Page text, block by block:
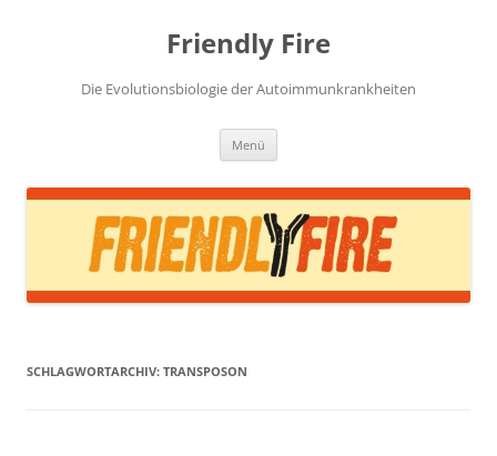
Friendly Fire
Die Evolutionsbiologie der Autoimmunkrankheiten
Menü
SCHLAGWORTARCHIV: TRANSPOSON